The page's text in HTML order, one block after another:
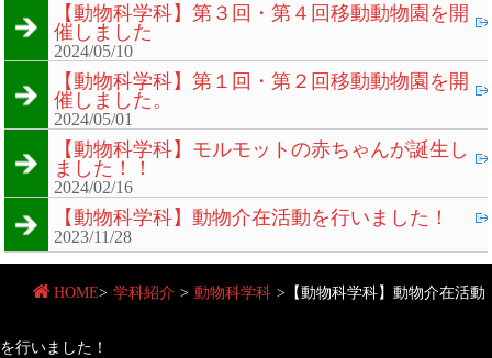
【動物科学科】第３回・第４回移動動物園を開
催しました
2024/05/10
【動物科学科】第１回・第２回移動動物園を開
催しました。
2024/05/01
【動物科学科】モルモットの赤ちゃんが誕生し
ました！！
2024/02/16
【動物科学科】動物介在活動を行いました！
2023/11/28
HOME> 学科紹介 > 動物科学科 > 【動物科学科】動物介在活動
を行いました！